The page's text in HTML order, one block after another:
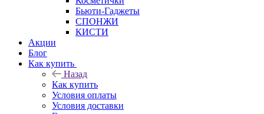
Бьюти-Гаджеты
СПОНЖИ
КИСТИ
Акции
Блог
Как купить
Назад
Как купить
Условия оплаты
Условия доставки